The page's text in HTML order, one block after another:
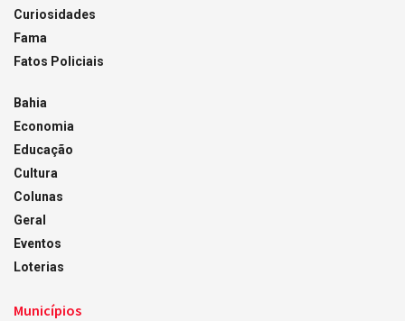
Curiosidades
Fama
Fatos Policiais
Bahia
Economia
Educação
Cultura
Colunas
Geral
Eventos
Loterias
Municípios